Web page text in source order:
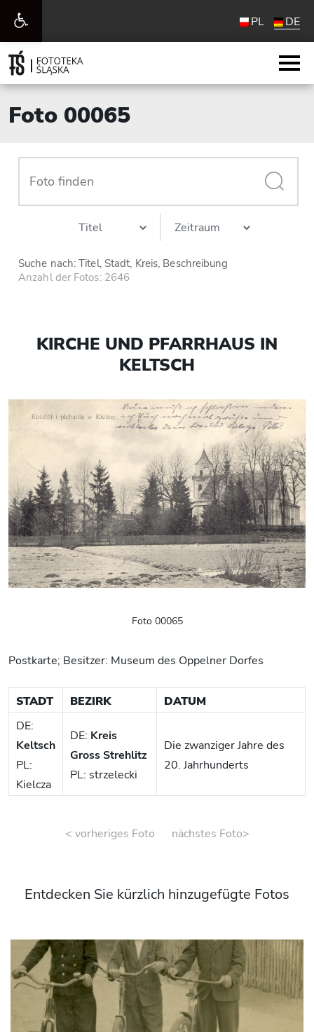
Werkzeugleiste
öffnen
PL DE
Foto 00065
Suche nach: Titel, Stadt, Kreis, Beschreibung
Anzahl der Fotos: 2646
KIRCHE UND PFARRHAUS IN
KELTSCH
Foto 00065
Postkarte; Besitzer: Museum des Oppelner Dorfes
STADT BEZIRK
DATUM
DE:
Keltsch
PL:
Kielcza
DE: Kreis
Gross Strehlitz
PL: strzelecki
Die zwanziger Jahre des
20. Jahrhunderts
< vorheriges Foto nächstes Foto>
Entdecken Sie kürzlich hinzugefügte Fotos